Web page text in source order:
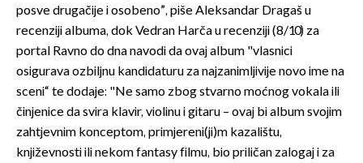
posve drugačije i osobeno”, piše Aleksandar Dragaš u
recenziji albuma, dok Vedran Harča u recenziji (8/10) za
portal Ravno do dna navodi da ovaj album "vlasnici
osigurava ozbiljnu kandidaturu za najzanimljivije novo ime na
sceni“ te dodaje: "Ne samo zbog stvarno moćnog vokala ili
činjenice da svira klavir, violinu i gitaru – ovaj bi album svojim
zahtjevnim konceptom, primjereni(ji)m kazalištu,
književnosti ili nekom fantasy filmu, bio priličan zalogaj i za